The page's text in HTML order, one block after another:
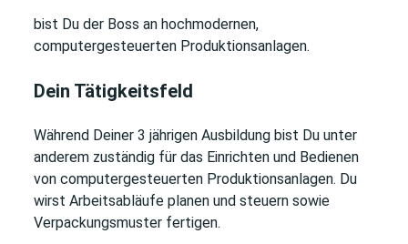
bist Du der Boss an hochmodernen,
computergesteuerten Produktionsanlagen.
Dein Tätigkeitsfeld
Während Deiner 3 jährigen Ausbildung bist Du unter
anderem zuständig für das Einrichten und Bedienen
von computergesteuerten Produktionsanlagen. Du
wirst Arbeitsabläufe planen und steuern sowie
Verpackungsmuster fertigen.